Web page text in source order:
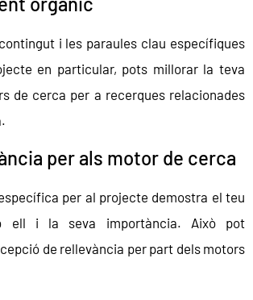
i les paraules clau específiques
en particular, pots millorar la teva
de cerca per a recerques relacionades
per als motor de cerca
per al projecte demostra el teu
ell i la seva importància. Això pot
de rellevància per part dels motors